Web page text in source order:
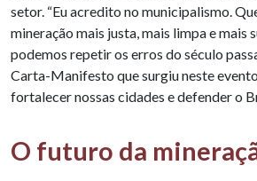
setor. “Eu acredito no municipalismo.
mineração mais justa, mais limpa e mais
podemos repetir os erros do século
Carta-Manifesto que surgiu neste
fortalecer nossas cidades e defender o
O futuro da